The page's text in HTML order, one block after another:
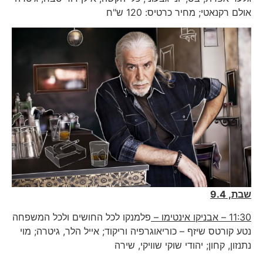
אולם רקנאטי; מחיר כרטיס: 120 ש"ח
שבת, 9.4
11:30 – אבניקו אינטימו –
פלמנקו לכל החושים ולכל המשפחה
נטע קורטס שיזף – כוריאוגרפיה וריקוד; אייל הלר, גיטרה; מוי
נתנזון, קחון; יהודי שוקי שוויקי, שירה